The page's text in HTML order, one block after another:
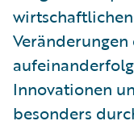
Innovationen
besonders